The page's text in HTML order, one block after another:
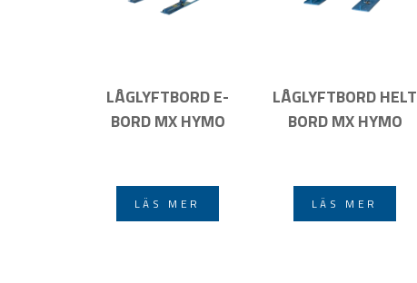
LÅGLYFTBORD E-
BORD MX HYMO
LÄS MER
LÅGLYFTBORD HELT
BORD MX HYMO
LÄS MER